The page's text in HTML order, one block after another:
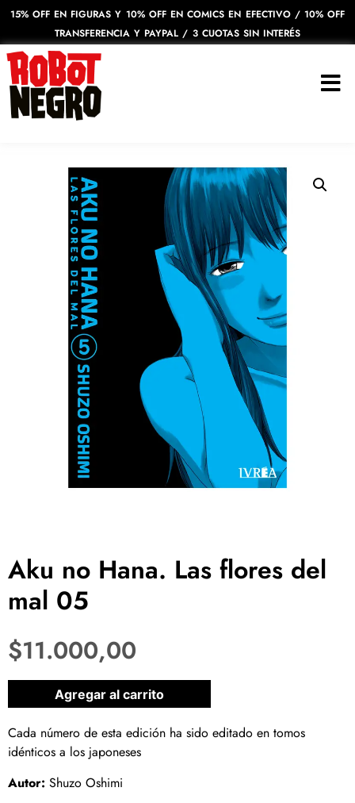
15% OFF EN FIGURAS Y 10% OFF EN COMICS EN EFECTIVO / 10% OFF
TRANSFERENCIA Y PAYPAL / 3 CUOTAS SIN INTERÉS
Aku no Hana. Las flores del
mal 05
$11.000,00
1 disponibles
Agregar al carrito
Cada número de esta edición ha sido editado en tomos
idénticos a los japoneses
Autor: Shuzo Oshimi